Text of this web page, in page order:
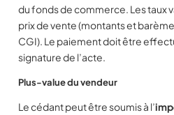
du fonds de commerce. Les taux
prix de vente (montants et
CGI). Le paiement doit être
signature de l’acte.
Plus-value du vendeur
Le cédant peut être soumis à l’